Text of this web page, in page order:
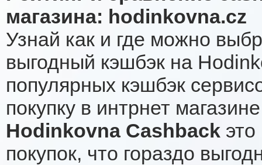
магазина: hodinkovna.cz
Узнай как и где можно
выгодный кэшбэк на
популярных кэшбэк
покупку в интрнет
Hodinkovna Cashback
покупок, что гораздо